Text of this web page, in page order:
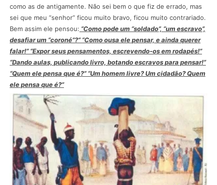
como as de antigamente. Não sei bem o que fiz de errado, mas
sei que meu “senhor” ficou muito bravo, ficou muito contrariado.
Bem assim ele pensou: “Como pode um “soldado”, “um escravo”,
desafiar um “coroné”?” “Como ousa ele pensar, e ainda querer
falar!” “Expor seus pensamentos, escrevendo-os em rodapés!”
“Dando aulas, publicando livro, botando escravos para pensar!”
“Quem ele pensa que é?” “Um homem livre? Um cidadão? Quem
ele pensa que é?”